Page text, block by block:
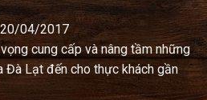
20/04/2017
cung cấp và nâng tầm những
Đà Lạt đến cho thực khách gần